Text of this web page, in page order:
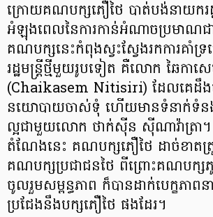
ក្រោយគណបក្សភឿថៃ បាត់បង់នាយករដ្ឋ
អំឡុងពេលនៃការកាន់អំណាចប្រមាណជា២
គណបក្សនេះកំពុងស្វះស្វែងរកការគាំទ្
រដ្ឋមន្រ្តីថ្មីមួយរូបទៀត គឺលោក ឆៃកា
(Chaikasem Nitisiri) ដែលគេដឹងថ
នយោបាយចាស់ទុំ ហើយមានទំនាក់ទំន
ល្អជាមួយលោក ថាក់ស៊ីន ស៊ីណាវ៉ាត្រា
តំណែងនេះ គណបក្សភឿថៃ ដាច់ខាតត្រូ
គណបក្សប្រជាជនថៃ ពីព្រោះគណបក្សភូ
ចូលរួមសម្ពន្ធភាព ក៏បានដាក់បេក្ខភាពន
ប្រជែងនឹងបក្សភឿថៃ ផងដែរ។